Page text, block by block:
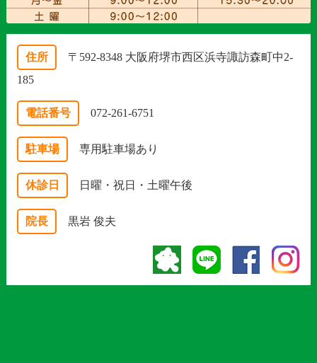
住所
〒592-8348 大阪府堺市西区浜寺諏訪森町中2-
185
電話番号 072-261-6751
駐車場 専用駐車場あり
休診日 日曜・祝日・土曜午後
院長 黒岩 俊夫